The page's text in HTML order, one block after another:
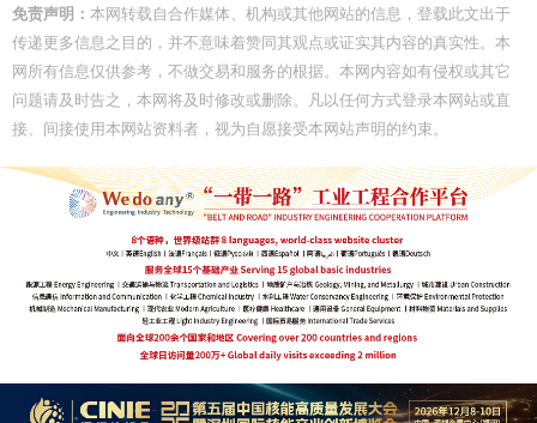
免责声明： 本网转载自合作媒体、机构或其他网站的信息，登载此文出于
传递更多信息之目的，并不意味着赞同其观点或证实其内容的真实性。本
网所有信息仅供参考，不做交易和服务的根据。本网内容如有侵权或其它
问题请及时告之，本网将及时修改或删除。凡以任何方式登录本网站或直
接、间接使用本网站资料者，视为自愿接受本网站声明的约束。